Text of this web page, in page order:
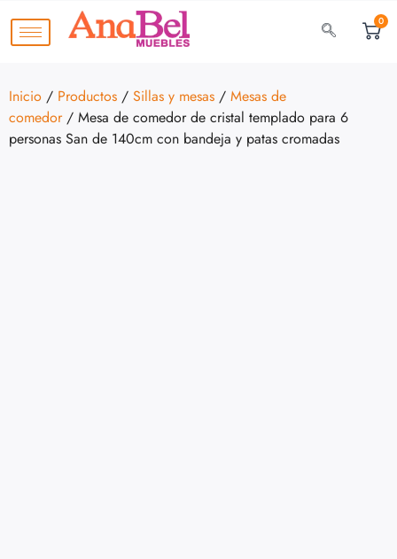
0
Inicio / Productos / Sillas y mesas / Mesas de
comedor/ Mesa de comedor de cristal templado para 6
personas San de 140cm con bandeja y patas cromadas